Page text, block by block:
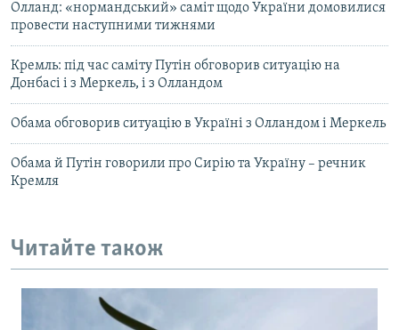
Олланд: «нормандський» саміт щодо України домовилися
провести наступними тижнями
Кремль: під час саміту Путін обговорив ситуацію на
Донбасі і з Меркель, і з Олландом
Обама обговорив ситуацію в Україні з Олландом і Меркель
Обама й Путін говорили про Сирію та Україну – речник
Кремля
Читайте також